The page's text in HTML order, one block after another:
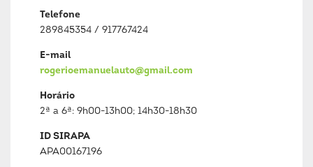
Telefone
289845354 / 917767424
E-mail
rogerioemanuelauto@gmail.com
Horário
2ª a 6ª: 9h00-13h00; 14h30-18h30
ID SIRAPA
APA00167196